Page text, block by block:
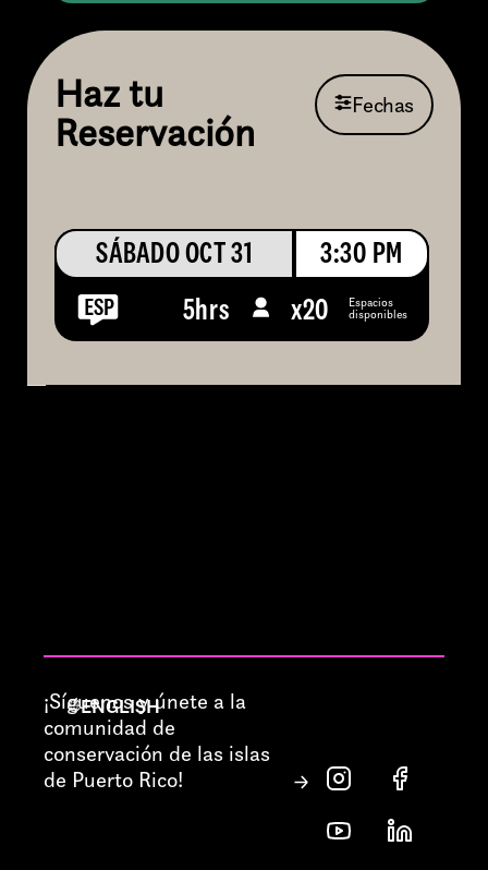
Haz tu
Reservación
Fechas
SÁBADO OCT 31
3:30 PM
5hrs
x20 Espacios
disponibles
ENGLISH
¡Síguenos y únete a la
comunidad de
conservación de las islas
de Puerto Rico!